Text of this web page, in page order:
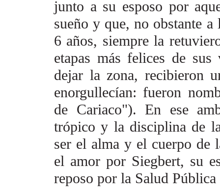
junto a su esposo por
sueño y que, no obstante
6 años, siempre la
etapas más felices de sus
dejar la zona, recibieron
enorgullecían: fueron
de Cariaco"). En ese
trópico y la disciplina de
ser el alma y el cuerpo de
el amor por Siegbert, su
reposo por la Salud Pública